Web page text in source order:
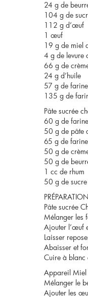
24 g de
104 g de
112 g d’œuf
1 œuf
19 g de miel
4 g de levure
66 g de
24 g d’huile
57 g de
135 g de
Pâte sucrée
60 g de
50 g de pâte
65 g de
50 g de
50 g de
1 cc de rhum
50 g de
Pâte sucrée
Mélanger les
Ajouter l’œuf
Laisser
Abaisser et
Cuire à
Appareil Miel
Mélanger le
Ajouter les